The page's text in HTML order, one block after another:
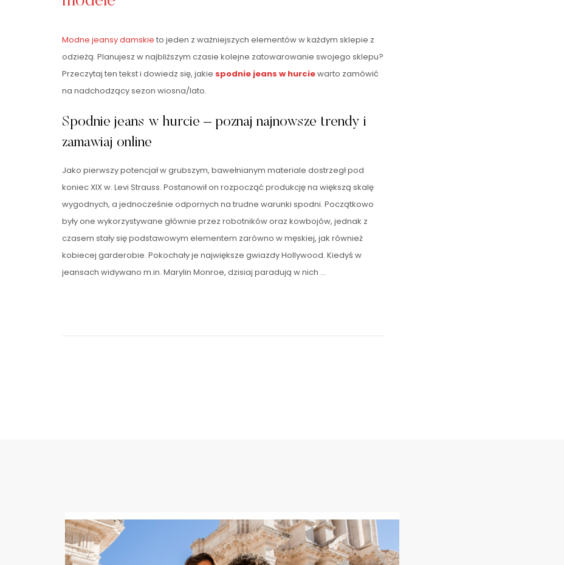
Modne jeansy damskie to jeden z ważniejszych elementów w każdym sklepie z
odzieżą. Planujesz w najbliższym czasie kolejne zatowarowanie swojego sklepu?
Przeczytaj ten tekst i dowiedz się, jakie spodnie jeans w hurciewarto zamówić
na nadchodzący sezon wiosna/lato.
Spodnie jeans w hurcie – poznaj najnowsze trendy i
zamawiaj online
Jako pierwszy potencjał w grubszym, bawełnianym materiale dostrzegł pod
koniec XIX w. Levi Strauss. Postanowił on rozpocząć produkcję na większą skalę
wygodnych, a jednocześnie odpornych na trudne warunki spodni. Początkowo
były one wykorzystywane głównie przez robotników oraz kowbojów, jednak z
czasem stały się podstawowym elementem zarówno w męskiej, jak również
kobiecej garderobie. Pokochały je największe gwiazdy Hollywood. Kiedyś w
jeansach widywano m.in. Marylin Monroe, dzisiaj paradują w nich …